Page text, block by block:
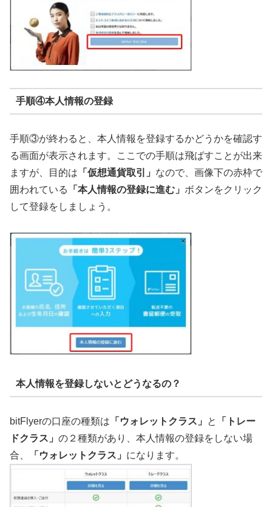
手順④本人情報の登録
手順③が終わると、本人情報を登録するかどうかを確認す
る画面が表示されます。ここでの手順は飛ばすことが出来
ますが、目的は 「仮想通貨取引」 なので、画像下の赤枠で
囲われている
「本人情報の登録に進む」 ボタンをクリック
して登録をしましょう。
本人情報を登録しないとどうなるの？
bitFlyerの口座の種類は 「ウォレットクラス」 と
「トレー
ドクラス」 の２種類があり、本人情報の登録をしない場
合、
「ウォレットクラス」 になります。